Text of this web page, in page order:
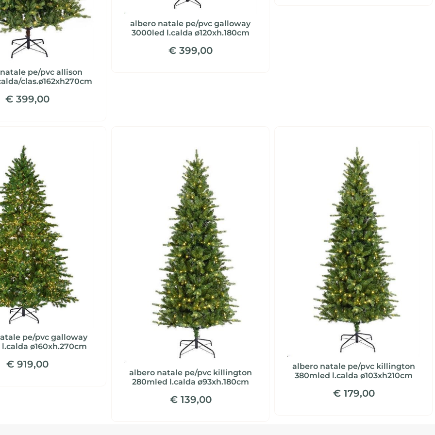
pe/pvc allison
clas.ø162xh270cm
€ 399,00
albero natale pe/pvc galloway
3000led l.calda ø120xh.180cm
€ 399,00
pe/pvc galloway
ø160xh.270cm
€ 919,00
albero natale pe/pvc killington
280mled l.calda ø93xh.180cm
€ 139,00
albero natale pe/pvc killington
380mled l.calda ø103xh210cm
€ 179,00